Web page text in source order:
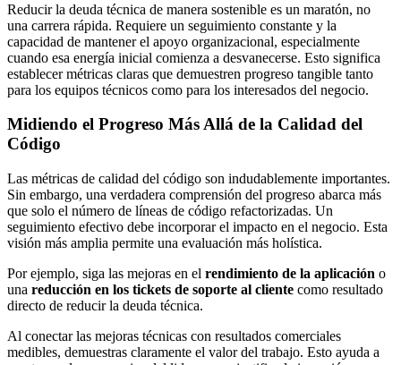
Reducir la deuda técnica de manera sostenible es un maratón, no
una carrera rápida. Requiere un seguimiento constante y la
capacidad de mantener el apoyo organizacional, especialmente
cuando esa energía inicial comienza a desvanecerse. Esto significa
establecer métricas claras que demuestren progreso tangible tanto
para los equipos técnicos como para los interesados del negocio.
Midiendo el Progreso Más Allá de la Calidad del
Código
Las métricas de calidad del código son indudablemente importantes.
Sin embargo, una verdadera comprensión del progreso abarca más
que solo el número de líneas de código refactorizadas. Un
seguimiento efectivo debe incorporar el impacto en el negocio. Esta
visión más amplia permite una evaluación más holística.
Por ejemplo, siga las mejoras en el rendimiento de la aplicación o
una reducción en los tickets de soporte al cliente como resultado
directo de reducir la deuda técnica.
Al conectar las mejoras técnicas con resultados comerciales
medibles, demuestras claramente el valor del trabajo. Esto ayuda a